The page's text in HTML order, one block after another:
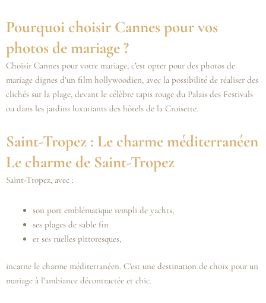
Pourquoi choisir Cannes pour vos
photos de mariage ?
Choisir Cannes pour votre mariage, c’est opter pour des photos de
mariage dignes d’un film hollywoodien, avec la possibilité de réaliser des
clichés sur la plage, devant le célèbre tapis rouge du Palais des Festivals
ou dans les jardins luxuriants des hôtels de la Croisette.
Saint-Tropez : Le charme méditerranéen
Le charme de Saint-Tropez
Saint-Tropez, avec :
son port emblématique rempli de yachts,
ses plages de sable fin
et ses ruelles pittoresques,
incarne le charme méditerranéen. C’est une destination de choix pour un
mariage à l’ambiance décontractée et chic.